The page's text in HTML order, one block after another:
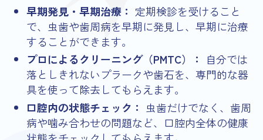
早期発見・早期治療： 定期検診を受けること
で、虫歯や歯周病を早期に発見し、早期に治療
することができます。
プロによるクリーニング（PMTC）：
自分では
落としきれないプラークや歯石を、専門的な器
具を使って除去してもらえます。
口腔内の状態チェック： 虫歯だけでなく、歯周
病や噛み合わせの問題など、口腔内全体の健康